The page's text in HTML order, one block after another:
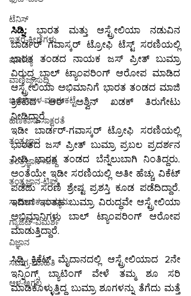
ಟೆನಿಸ್
ಇತರ-ಕ್ರೀಡೆಗಳು
ವಾಣಿಜ್ಯ
ವಾಣಿಜ್ಯ-ಸುದ್ದಿ
ಬಂಡವಾಳ-ಮಾರುಕಟ್ಟೆ
ಹಣಕಾಸು-ಸಾಕ್ಷರತೆ
ತಂತ್ರಜ್ಞಾನ
ತಂತ್ರಜ್ಞಾನ-ಸುದ್ದಿ
ತಂತ್ರಜ್ಞಾನ-ಟಿಪ್ಸ್
ಸಾಮಾಜಿಕ ಮಾಧ್ಯಮ
ಗ್ಯಾಜೆಟ್-ವಿಮರ್ಶೆ
ವಿಜ್ಞಾನ
ಸಮಗ್ರ-ಮಾಹಿತಿ
ಆಳ-ಅಗಲ
ಸಿಡ್ನಿ: ಭಾರತ ಮತ್ತು ಆಸ್ಟ್ರೇಲಿಯಾ ನಡುವಿನ
ಬಾರ್ಡರ್ ಗವಾಸ್ಕರ್ ಟ್ರೋಫಿ ಟೆಸ್ಟ್ ಸರಣಿಯಲ್ಲಿ
ಭಾರತ ತಂಡದ ನಾಯಕ ಜಸ್ ಪ್ರೀತ್ ಬುಮ್ರಾ
ವಿರುದ್ಧ ಬಾಲ್ ಟ್ಯಾಂಪರಿಂಗ್ ಆರೋಪ ಮಾಡಿದ
ಆಸ್ಟ್ರೇಲಿಯಾ ಅಭಿಮಾನಿಗೆ ಭಾರತ ತಂಡದ ಮಾಜಿ
ಕ್ರಿಕೆಟಿದ ಆರ್ ಅಶ್ವಿನ್ ಖಡಕ್ ತಿರುಗೇಟು
ನೀಡಿದ್ದಾರೆ.
ಇಡೀ ಬಾರ್ಡರ್-ಗವಾಸ್ಕರ್ ಟ್ರೋಫಿ ಸರಣಿಯಲ್ಲಿ
ಭಾರತದ ಜಸ್ ಪ್ರೀತ್ ಬುಮ್ರಾ ಪ್ರಬಲ ಪ್ರದರ್ಶನ
ನೀಡಿ ಭಾರತ ತಂಡದ ಬೆನ್ನೆಲುಬಾಗಿ ನಿಂತಿದ್ದರು.
ಅಂತೆಯೇ ಇಡೀ ಸರಣಿಯಲ್ಲಿ ಅತೀ ಹೆಚ್ಚು ವಿಕೆಟ್
ಪಡೆದು ಸರಣಿ ಶ್ರೇಷ್ಟ ಪ್ರಶಸ್ತಿ ಕೂಡ ಪಡೆದಿದ್ದಾರೆ.
ಇದೀಗ ಇಂತಹ ಬುಮ್ರಾ ವಿರುದ್ಧವೇ ಆಸ್ಟ್ರೇಲಿಯಾ
ಅಭಿಮಾನಿಗಳು ಬಾಲ್ ಟ್ಯಾಂಪರಿಂಗ್ ಆರೋಪ
ಮಾಡುತ್ತಿದ್ದಾರೆ.
ಸಿಡ್ನಿ ಕ್ರಿಕೆಟ್ ಮೈದಾನದಲ್ಲಿ ಆಸ್ಟ್ರೇಲಿಯಾದ 2ನೇ
ಇನ್ನಿಂಗ್ಸ್ ಬ್ಯಾಟಿಂಗ್ ವೇಳೆ ತಮ್ಮ ಶೂ ಸರಿ
ಮಾಡಿಕೊಳ್ಳುತ್ತಿದ್ದ ಬುಮ್ರಾ ಶೂಗಳನ್ನು ತೆಗೆದು ಮತ್ತೆ